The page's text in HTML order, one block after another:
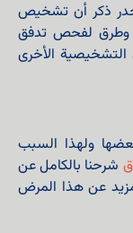
ذكر أن تشخيص
وطرق لفحص تدفق
التشخيصية الأخرى
ولهذا السبب
شرحنا بالكامل عن
عن هذا المرض